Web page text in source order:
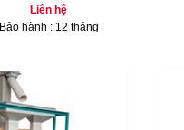
Liên hệ
Bảo hành : 12 tháng